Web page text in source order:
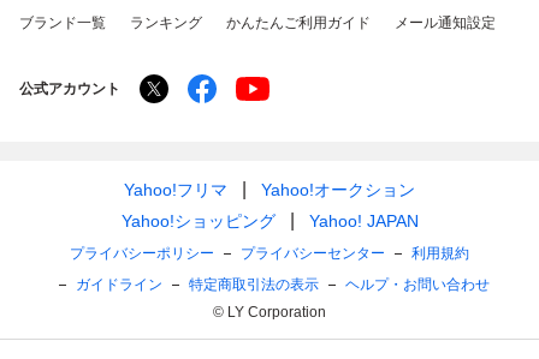
ブランド一覧 ランキング かんたんご利用ガイド メール通知設定
公式アカウント
Yahoo!フリマ
Yahoo!オークション
Yahoo!ショッピング
Yahoo! JAPAN
プライバシーポリシー プライバシーセンター
利用規約
ガイドライン
特定商取引法の表示
ヘルプ・お問い合わせ
© LY Corporation